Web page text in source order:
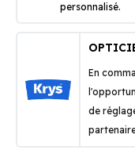
personnalisé.
En
de